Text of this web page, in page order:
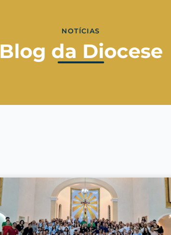
NOTÍCIAS
Blog da Diocese